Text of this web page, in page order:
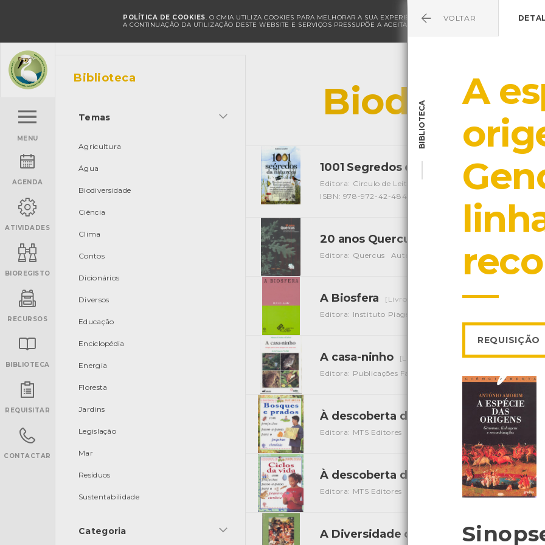
POLÍTICA DE COOKIES. O CMIA UTILIZA COOKIES PARA MELHORAR A SUA EXPERIÊNCIA DE NAVEGAÇÃO E PARA FINS
A CONTINUAÇÃO DA UTILIZAÇÃO DESTE WEBSITE E SERVIÇOS PRESSUPÕE A ACEITAÇÃO DA UTILIZAÇÃO DE COOKIES.
MENU
AGENDA
ATIVIDADES
BIOREGISTO
RECURSOS
BIBLIOTECA
REQUISITAR
CONTACTAR
Biblioteca
Temas
Agricultura
Água
Biodiversidade
Ciência
Clima
Contos
Dicionários
Diversos
Educação
Enciclopédia
Energia
Floresta
Jardins
Legislação
Mar
Resíduos
Sustentabilidade
Categoria
1001 Segredos da natureza [Livros]
Editora: Circulo de Leitores
Autor: Guilhem Lesaffre
ISBN: 978-972-42-4848-6
20 anos Quercus
Editora: Quercus
Autor: Vários Local: Centro de
A Biosfera
[Livros]
Editora: Instituto Piaget
A casa-ninho
[Livros]
Editora: Publicações Fapas
À descoberta da Natureza - Bosques e
Editora: MTS Editores
Local: Centro
À descoberta da Natureza - Ciclos da
Editora: MTS Editores
Autor: Sally Hewitt Local: Centro
A Diversidade da Vida
[Livros]
VOLTAR
BIBLIOTECA
A
REQUISIÇÃO